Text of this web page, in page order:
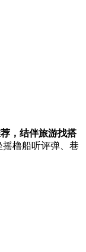
，结伴旅游找搭
橹船听评弹、巷